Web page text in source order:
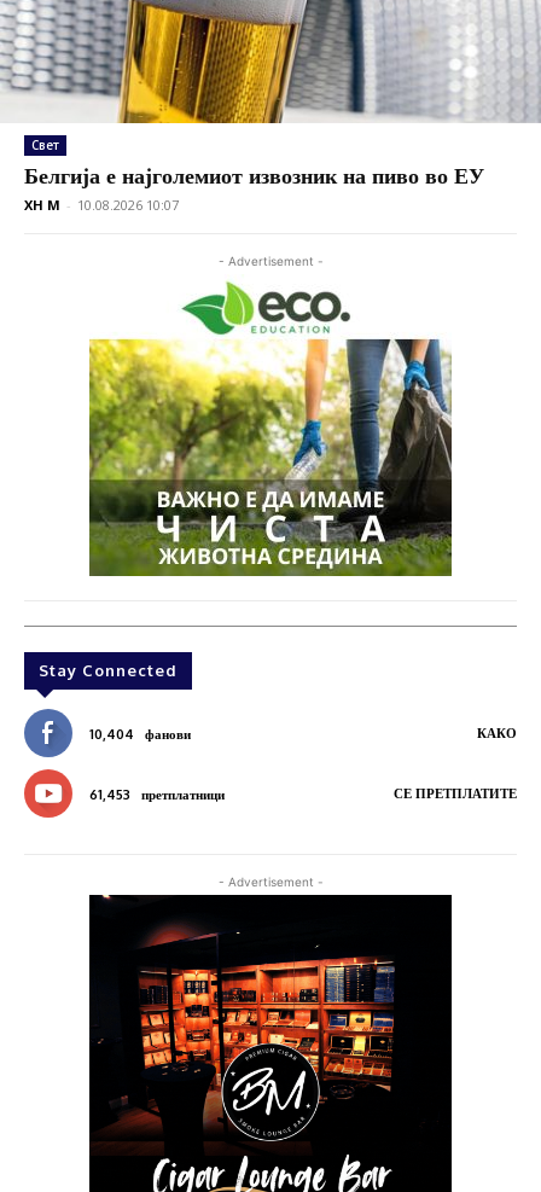
Свет
Белгија е најголемиот извозник на пиво во ЕУ
XH M - 10.08.2026 10:07
- Advertisement -
Stay Connected
10,404 фанови КАКО
61,453 претплатници СЕ ПРЕТПЛАТИТЕ
- Advertisement -